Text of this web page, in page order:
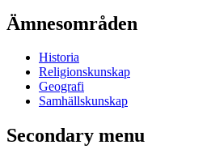
Ämnesområden
Historia
Religionskunskap
Geografi
Samhällskunskap
Secondary menu